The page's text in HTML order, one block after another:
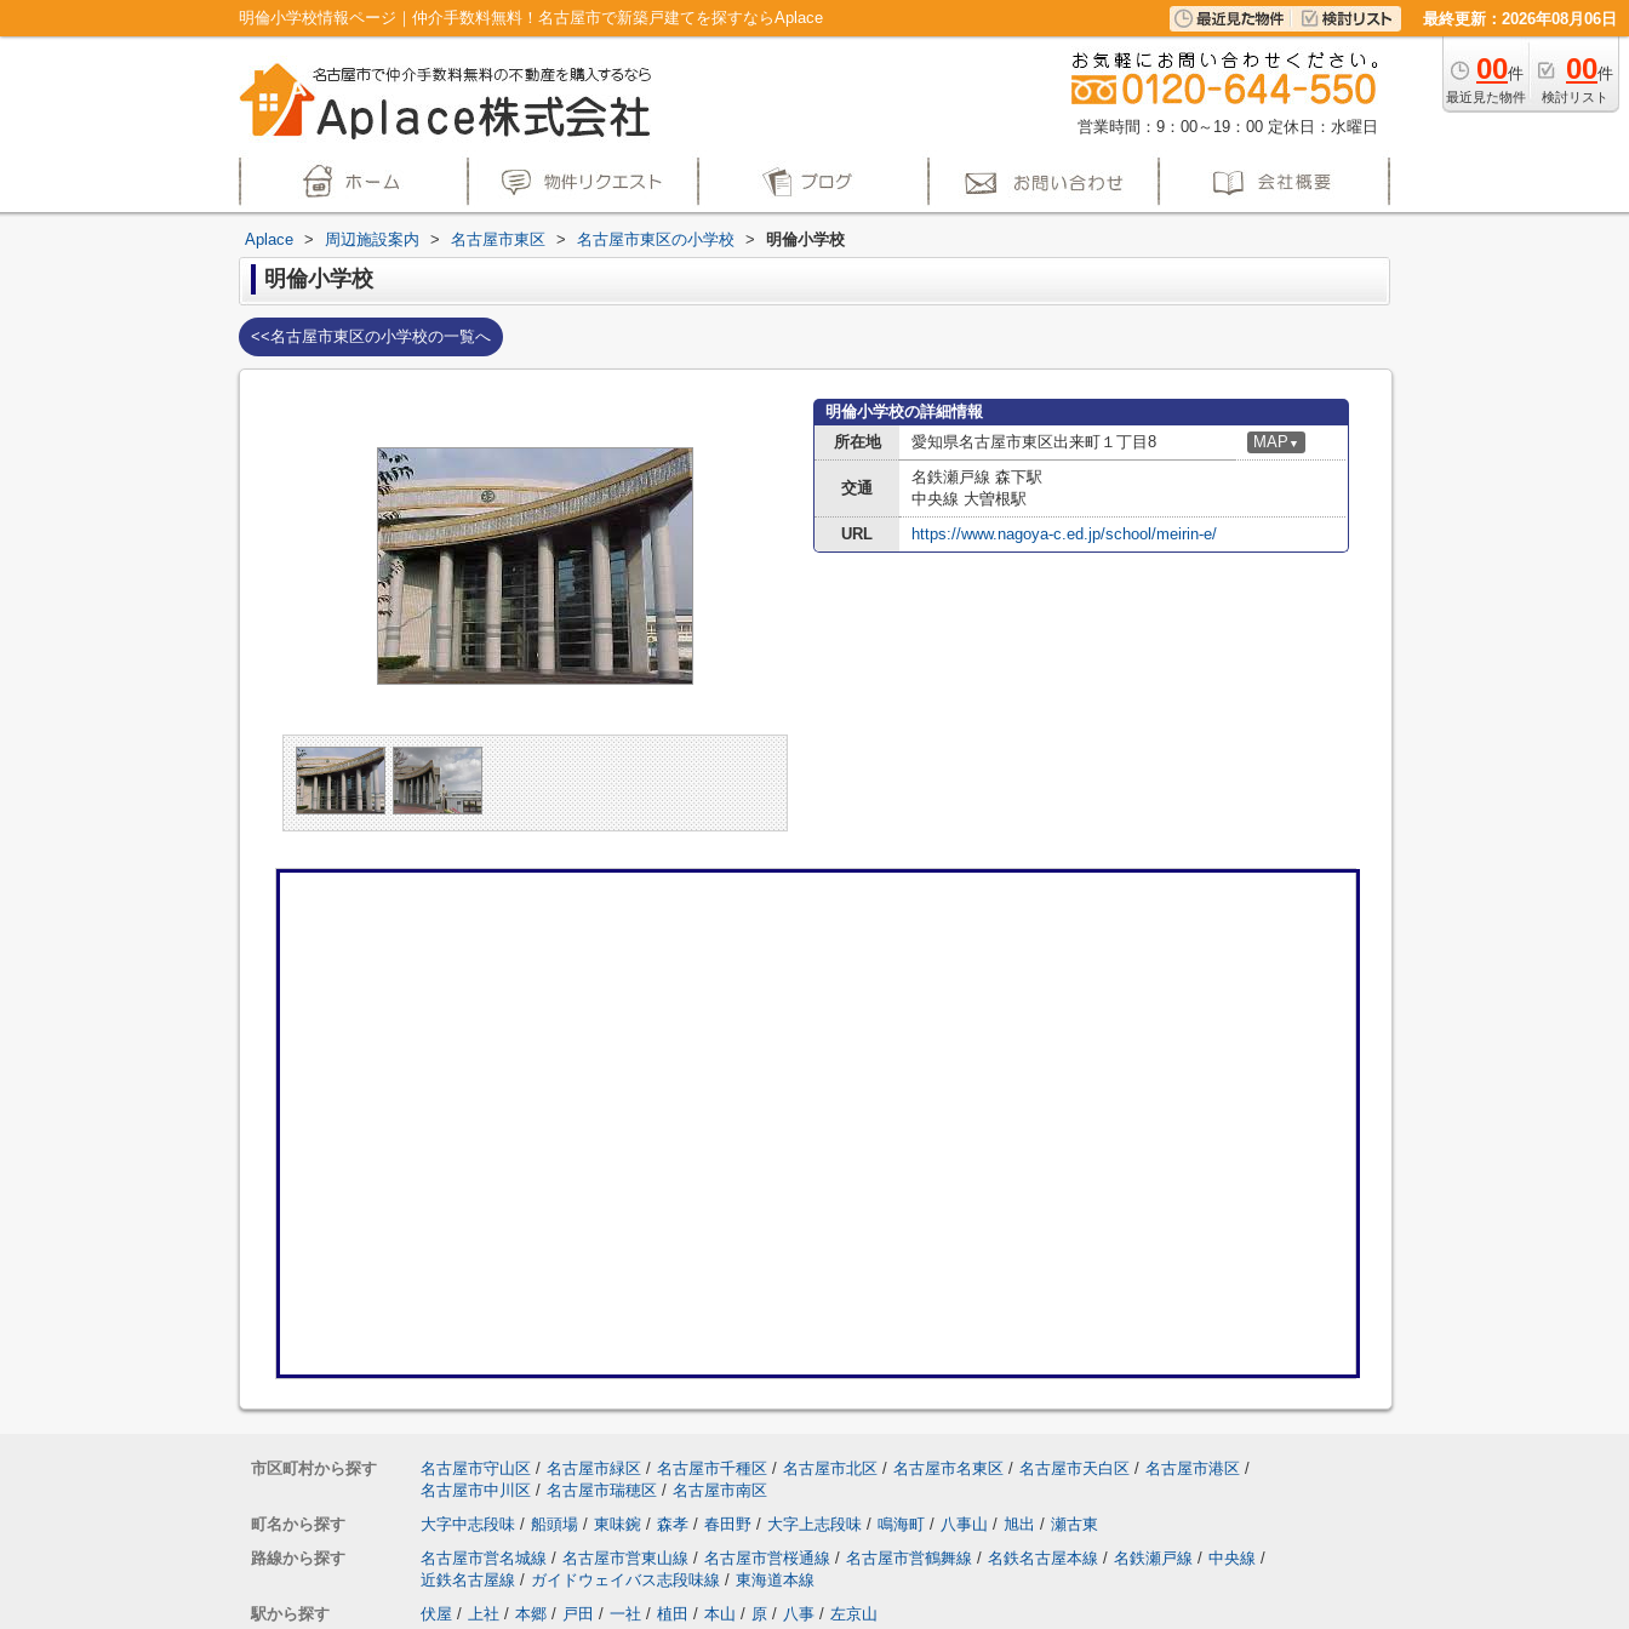
明倫小学校情報ページ｜仲介手数料無料！名古屋市で新築戸建てを探すならAplace 最終更新：2026年08月06日
00件
最近見た物件
00件
検討リスト
営業時間：9：00～19：00 定休日：水曜日
Aplace > 周辺施設案内 > 名古屋市東区 > 名古屋市東区の小学校 > 明倫小学校
明倫小学校
<<名古屋市東区の小学校の一覧へ
明倫小学校の詳細情報
所在地
愛知県名古屋市東区出来町１丁目8 MAP ▼
交通
名鉄瀬戸線 森下駅
中央線 大曽根駅
URL
https://www.nagoya-c.ed.jp/school/meirin-e/
市区町村から探す 名古屋市守山区 / 名古屋市緑区 / 名古屋市千種区 / 名古屋市北区 / 名古屋市名東区 / 名古屋市天白区 / 名古屋市港区 /
名古屋市中川区 / 名古屋市瑞穂区 / 名古屋市南区
町名から探す
大字中志段味 / 船頭場 / 東味鋺 / 森孝 / 春田野 / 大字上志段味 / 鳴海町 / 八事山 / 旭出 / 瀬古東
路線から探す
名古屋市営名城線 / 名古屋市営東山線 / 名古屋市営桜通線 / 名古屋市営鶴舞線 / 名鉄名古屋本線 / 名鉄瀬戸線 / 中央線 /
近鉄名古屋線 / ガイドウェイバス志段味線 / 東海道本線
駅から探す
伏屋 / 上社 / 本郷 / 戸田 / 一社 / 植田 / 本山 / 原 / 八事 / 左京山